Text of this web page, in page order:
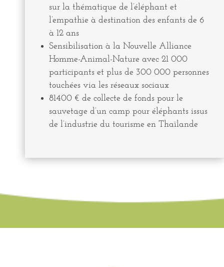
sur la thématique de l’éléphant et
l’empathie à destination des enfants de 6
à 12 ans
Sensibilisation à la Nouvelle Alliance
Homme-Animal-Nature avec 21 000
participants et plus de 300 000 personnes
touchées via les réseaux sociaux
81400 € de collecte de fonds pour le
sauvetage d’un camp pour éléphants issus
de l’industrie du tourisme en Thaïlande